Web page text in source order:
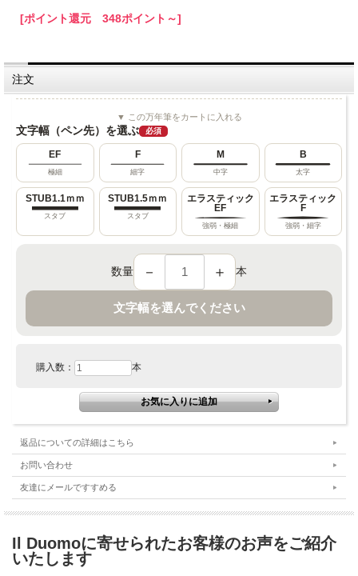
[ポイント還元 348ポイント～]
注文
▼ この万年筆をカートに入れる
文字幅（ペン先）を選ぶ 必須
EF
極細
F
細字
M
中字
B
太字
STUB1.1ｍｍ
スタブ
STUB1.5ｍｍ
スタブ
エラスティック
EF
強弱・極細
エラスティック
F
強弱・細字
数量 － ＋ 本
文字幅を選んでください
購入数： 本
返品についての詳細はこちら
お問い合わせ
友達にメールですすめる
Il Duomoに寄せられたお客様のお声をご紹介
いたします